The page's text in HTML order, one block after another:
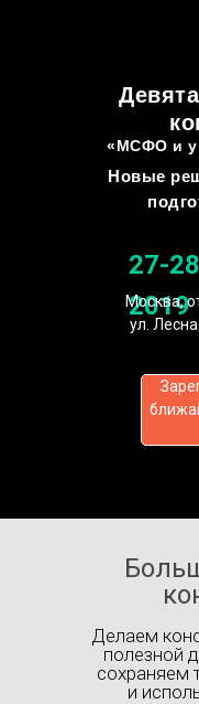
«МСФО и
Новые
27-
2019
Москва,
ул.
Делаем
полезной
сохраняем
и